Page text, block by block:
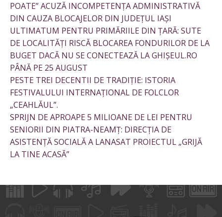
POATE” ACUZĂ INCOMPETENȚA ADMINISTRATIVĂ
DIN CAUZA BLOCAJELOR DIN JUDEȚUL IAȘI
ULTIMATUM PENTRU PRIMĂRIILE DIN ȚARĂ: SUTE
DE LOCALITĂȚI RISCĂ BLOCAREA FONDURILOR DE LA
BUGET DACĂ NU SE CONECTEAZĂ LA GHIȘEUL.RO
PÂNĂ PE 25 AUGUST
PESTE TREI DECENTII DE TRADIȚIE: ISTORIA
FESTIVALULUI INTERNAȚIONAL DE FOLCLOR
„CEAHLĂUL”.
SPRIJN DE APROAPE 5 MILIOANE DE LEI PENTRU
SENIORII DIN PIATRA-NEAMȚ: DIRECȚIA DE
ASISTENȚĂ SOCIALĂ A LANASAT PROIECTUL „GRIJĂ
LA TINE ACASĂ”